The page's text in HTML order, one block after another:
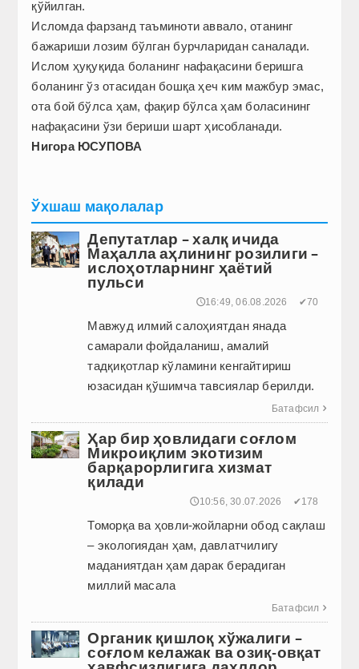
қўйилган.
Исломда фарзанд таъминоти аввало, отанинг
бажариши лозим бўлган бурчларидан саналади.
Ислом ҳуқуқида боланинг нафақасини беришга
боланинг ўз отасидан бошқа ҳеч ким мажбур эмас,
ота бой бўлса ҳам, фақир бўлса ҳам боласининг
нафақасини ўзи бериши шарт ҳисобланади.
Нигора ЮСУПОВА
Ўхшаш мақолалар
Депутатлар – халқ ичида
Маҳалла аҳлининг розилиги –
ислоҳотларнинг ҳаётий
пульси
🕔16:49, 06.08.2026 ✔70
Мавжуд илмий салоҳиятдан янада
самарали фойдаланиш, амалий
тадқиқотлар кўламини кенгайтириш
юзасидан қўшимча тавсиялар берилди.
Батафсил 
Ҳар бир ҳовлидаги соғлом
Микроиқлим экотизим
барқарорлигига хизмат
қилади
🕔10:56, 30.07.2026 ✔178
Томорқа ва ҳовли-жойларни обод сақлаш
– экологиядан ҳам, давлатчилигу
маданиятдан ҳам дарак берадиган
миллий масала
Батафсил 
Органик қишлоқ хўжалиги –
соғлом келажак ва озиқ-овқат